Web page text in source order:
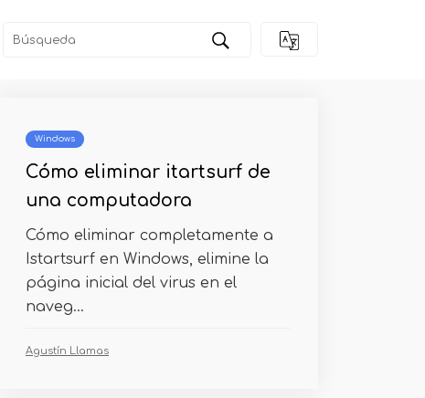
Windows
Cómo eliminar itartsurf de
una computadora
Cómo eliminar completamente a
Istartsurf en Windows, elimine la
página inicial del virus en el
naveg...
Agustín Llamas